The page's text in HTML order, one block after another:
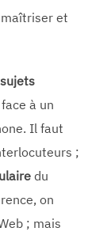
et
à un
Il faut
;
du
on
; mais